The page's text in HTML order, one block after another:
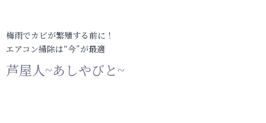
梅雨でカビが繁殖する前に！
エアコン掃除は“今”が最適
芦屋人~あしやびと~